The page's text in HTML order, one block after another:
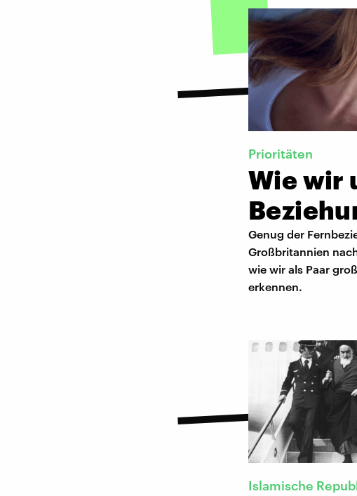
Prioritäten
Wie wir
Genug der
Großbritannien
wie wir als Paar
erkennen.
Islamische